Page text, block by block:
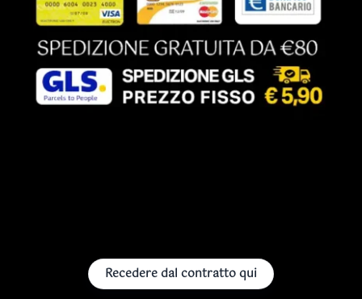
Recedere dal contratto qui